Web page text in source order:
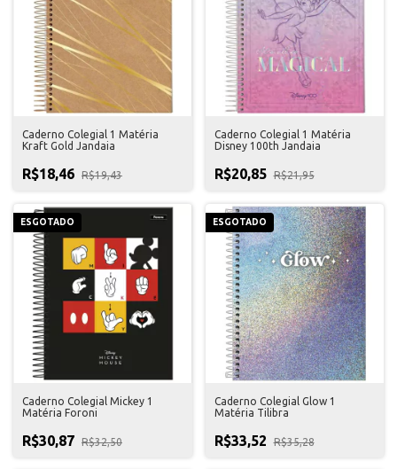
Caderno Colegial 1 Matéria
Kraft Gold Jandaia
R$18,46 R$19,43
Caderno Colegial 1 Matéria
Disney 100th Jandaia
R$20,85 R$21,95
ESGOTADO
Caderno Colegial Mickey 1
Matéria Foroni
R$30,87 R$32,50
ESGOTADO
Caderno Colegial Glow 1
Matéria Tilibra
R$33,52 R$35,28